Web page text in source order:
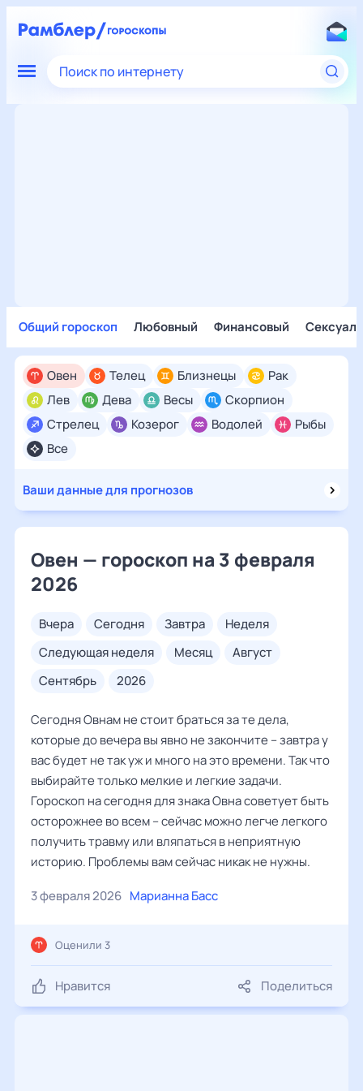
Поиск по интернету
Общий гороскоп Любовный Финансовый
Все
Овен Телец Близнецы
Рак
Лев
Дева Весы
Скорпион
Стрелец
Козерог Водолей Рыбы
Ваши данные для прогнозов
Овен — гороскоп на 3 февраля
2026
вчера сегодня завтра
неделя
следующая неделя
месяц
август
сентябрь
2026
Сегодня Овнам не стоит браться за те дела,
которые до вечера вы явно не закончите – завтра у
вас будет не так уж и много на это времени. Так что
выбирайте только мелкие и легкие задачи.
Гороскоп на сегодня для знака Овна советует быть
осторожнее во всем – сейчас можно легче легкого
получить травму или вляпаться в неприятную
историю. Проблемы вам сейчас никак не нужны.
3 февраля 2026 Марианна Басс
Нравится Поделиться
Оценили 3